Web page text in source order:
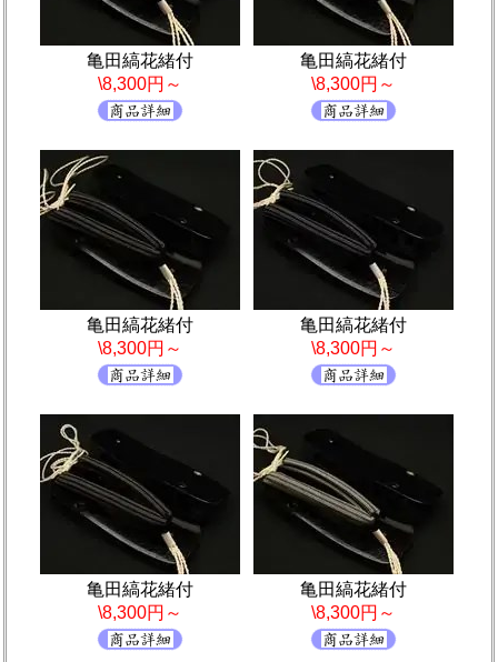
亀田縞花緒付
\8,300円～
亀田縞花緒付
\8,300円～
亀田縞花緒付
\8,300円～
亀田縞花緒付
\8,300円～
亀田縞花緒付
\8,300円～
亀田縞花緒付
\8,300円～